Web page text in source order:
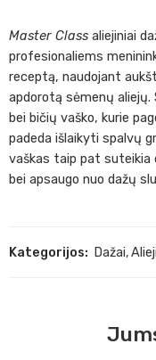
Master Class aliejiniai
profesionaliems
receptą, naudojant
apdorotą sėmenų
bei bičių vaško, kurie
padeda išlaikyti spalvų
vaškas taip pat suteikia
bei apsaugo nuo dažų
Kategorijos: Dažai,